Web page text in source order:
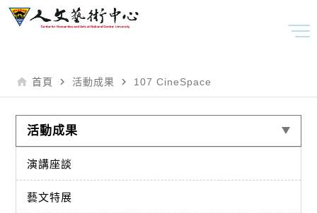
home 首頁 navigate_next 活動成果 navigate_next 107 CineSpace
活動成果
演講座談
藝文特展